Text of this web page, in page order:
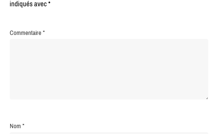
indiqués avec*
Commentaire*
Nom*